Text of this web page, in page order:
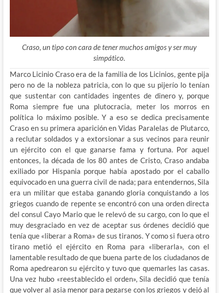
Craso, un tipo con cara de tener muchos amigos y ser muy
simpático.
Marco Licinio Craso era de la familia de los Licinios, gente pija
pero no de la nobleza patricia, con lo que su pijerío lo tenían
que sustentar con cantidades ingentes de dinero y, porque
Roma siempre fue una plutocracia, meter los morros en
política lo máximo posible. Y a eso se dedica precisamente
Craso en su primera aparición en Vidas Paralelas de Plutarco,
a reclutar soldados y a extorsionar a sus vecinos para reunir
un ejército con el que ganarse fama y fortuna. Por aquel
entonces, la década de los 80 antes de Cristo, Craso andaba
exiliado por Hispania porque había apostado por el caballo
equivocado en una guerra civil de nada; para entendernos, Sila
era un militar que estaba ganando gloria conquistando a los
griegos cuando de repente se encontró con una orden directa
del consul Cayo Mario que le relevó de su cargo, con lo que el
muy desgraciado en vez de aceptar sus órdenes decidió que
tenía que «liberar a Roma» de sus tiranos. Y como si fuera otro
tirano metió el ejército en Roma para «liberarla», con el
lamentable resultado de que buena parte de los ciudadanos de
Roma apedrearon su ejército y tuvo que quemarles las casas.
Una vez hubo «reestablecido el orden», Sila decidió que tenía
que volver al asia menor para pegarse con los griegos y dejó al